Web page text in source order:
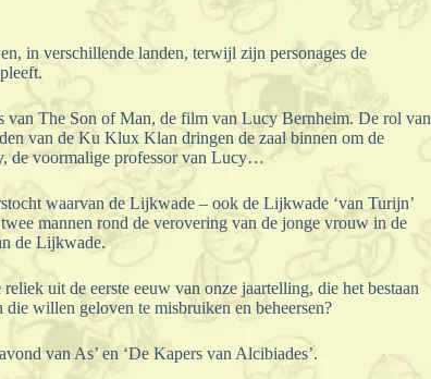
in verschillende landen, terwijl zijn personages de
van The Son of Man, de film van Lucy Bernheim. De rol van
van de Ku Klux Klan dringen de zaal binnen om de
de voormalige professor van Lucy…
waarvan de Lijkwade – ook de Lijkwade ‘van Turijn’
mannen rond de verovering van de jonge vrouw in de
de Lijkwade.
uit de eerste eeuw van onze jaartelling, die het bestaan
willen geloven te misbruiken en beheersen?
van As’ en ‘De Kapers van Alcibiades’.